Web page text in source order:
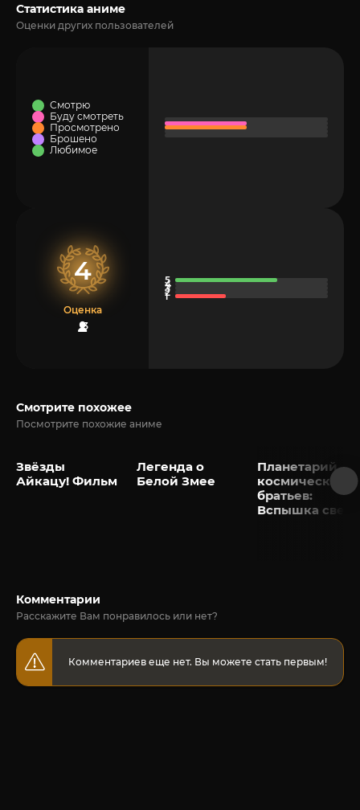
Статистика аниме
Оценки других пользователей
Смотрю
Буду смотреть
Просмотрено
Брошено
Любимое
4
Оценка
3
Смотрите похожее
Посмотрите похожие аниме
Звёзды
Айкацу! Фильм
Легенда о
Белой Змее
Планетарий
космических
братьев:
Вспышка света
Комментарии
Расскажите Вам понравилось или нет?
Комментариев еще нет. Вы можете стать первым!